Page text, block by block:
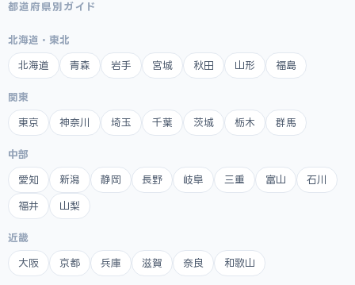
都道府県別ガイド
北海道・東北
北海道 青森 岩手 宮城 秋田 山形 福島
関東
東京 神奈川 埼玉 千葉 茨城 栃木 群馬
中部
愛知 新潟 静岡 長野 岐阜 三重 富山 石川
福井 山梨
近畿
大阪 京都 兵庫 滋賀 奈良 和歌山